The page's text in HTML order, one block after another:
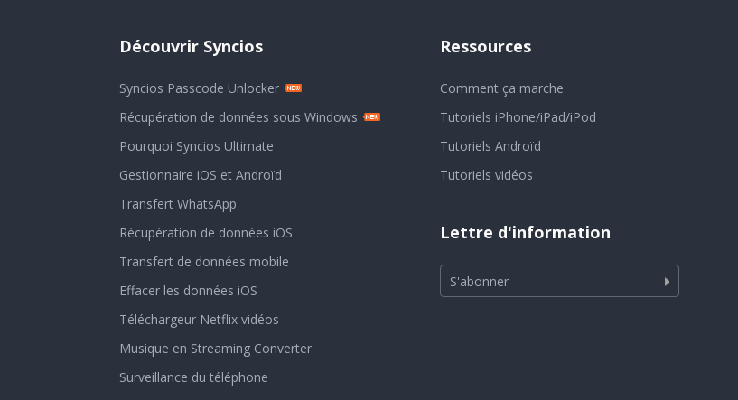
Découvrir Syncios
Syncios Passcode Unlocker
Récupération de données sous Windows
Pourquoi Syncios Ultimate
Gestionnaire iOS et Androïd
Transfert WhatsApp
Récupération de données iOS
Transfert de données mobile
Effacer les données iOS
Téléchargeur Netflix vidéos
Musique en Streaming Converter
Surveillance du téléphone
Ressources
Comment ça marche
Tutoriels iPhone/iPad/iPod
Tutoriels Androïd
Tutoriels vidéos
Lettre d'information
S'abonner